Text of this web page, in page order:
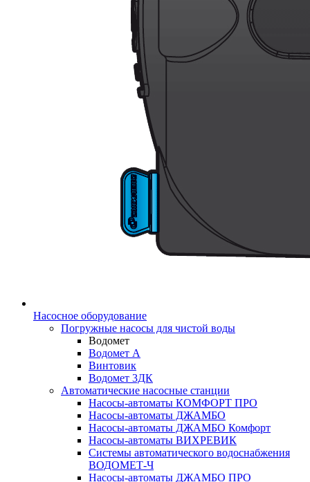
Насосное оборудование
Погружные насосы для чистой воды
Водомет
Водомет А
Винтовик
Водомет 3ДК
Автоматические насосные станции
Насосы-автоматы КОМФОРТ ПРО
Насосы-автоматы ДЖАМБО
Насосы-автоматы ДЖАМБО Комфорт
Насосы-автоматы ВИХРЕВИК
Системы автоматического водоснабжения
ВОДОМЕТ-Ч
Насосы-автоматы ДЖАМБО ПРО